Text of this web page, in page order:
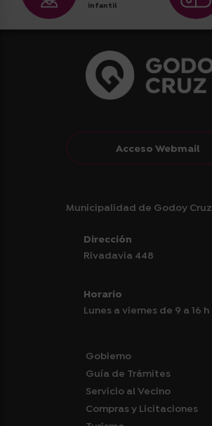
infantil
Acceso Webmail
Municipalidad de Godoy Cruz
Dirección
Rivadavia 448
Horario
Lunes a viernes de 9 a 16 h
Gobierno
Guía de Trámites
Servicio al Vecino
Compras y Licitaciones